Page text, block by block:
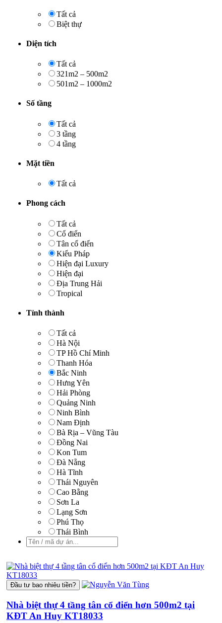
Tất cả
Biệt thự
Diện tích
Tất cả
321m2 – 500m2
501m2 – 1000m2
Số tầng
Tất cả
3 tầng
4 tầng
Mặt tiền
Tất cả
Phong cách
Tất cả
Cổ điển
Tân cổ điển
Kiểu Pháp
Hiện đại Luxury
Hiện đại
Địa Trung Hải
Tropical
Tỉnh thành
Tất cả
Hà Nội
TP Hồ Chí Minh
Thanh Hóa
Bắc Ninh
Hưng Yên
Hải Phòng
Quảng Ninh
Ninh Bình
Nam Định
Bà Rịa – Vũng Tàu
Đồng Nai
Kon Tum
Đà Nẵng
Hà Tĩnh
Thái Nguyên
Cao Bằng
Sơn La
Lạng Sơn
Phú Thọ
Thái Bình
Đầu tư bao nhiêu tiền?
Nhà biệt thự 4 tầng tân cổ điển hơn 500m2 tại
KĐT An Huy KT18033